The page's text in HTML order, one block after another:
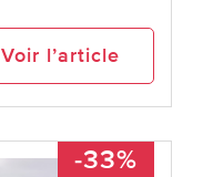
Voir l’article
-33%